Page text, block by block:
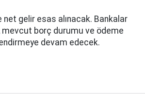
gelir esas alınacak. Bankalar
mevcut borç durumu ve ödeme
devam edecek.